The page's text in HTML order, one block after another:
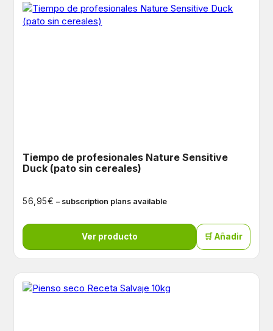
Tiempo de profesionales Nature Sensitive
Duck (pato sin cereales)
56,95€ – subscription plans available
Ver producto 🛒 Añadir